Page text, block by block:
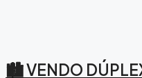
🏙️ VENDO